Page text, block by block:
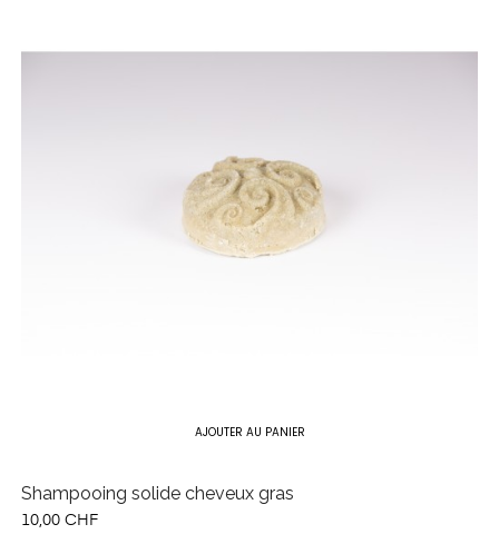
AJOUTER AU PANIER
Shampooing solide cheveux gras
10,00 CHF